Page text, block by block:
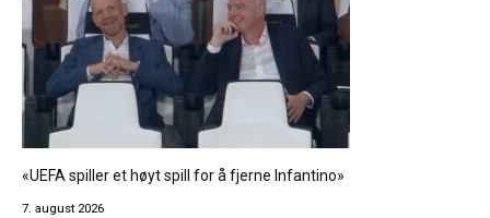
«UEFA spiller et høyt spill for å fjerne Infantino»
7. august 2026